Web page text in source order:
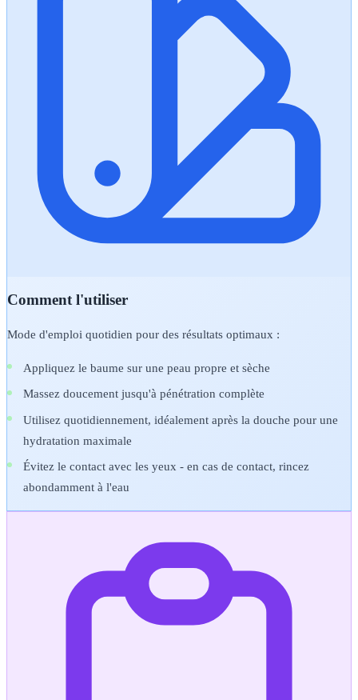
Comment l'utiliser
Mode d'emploi quotidien pour des résultats optimaux :
Appliquez le baume sur une peau propre et sèche
Massez doucement jusqu'à pénétration complète
Utilisez quotidiennement, idéalement après la douche pour une
hydratation maximale
Évitez le contact avec les yeux - en cas de contact, rincez
abondamment à l'eau